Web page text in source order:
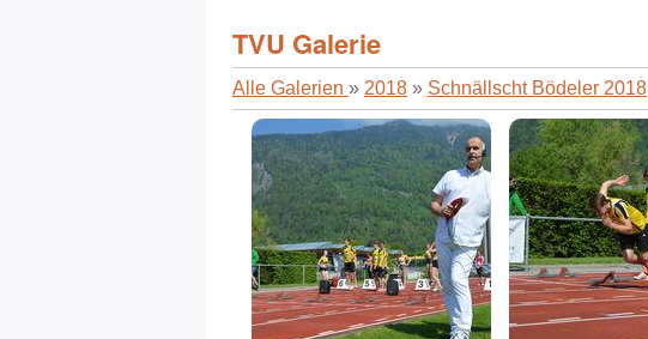
TVU Galerie
Alle Galerien » 2018 » Schnällscht Bödeler 2018